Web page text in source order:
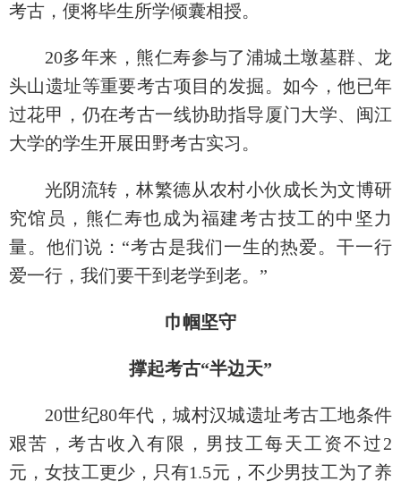
考古，便将毕生所学倾囊相授。
20多年来，熊仁寿参与了浦城土墩墓群、龙
头山遗址等重要考古项目的发掘。如今，他已年
过花甲，仍在考古一线协助指导厦门大学、闽江
大学的学生开展田野考古实习。
光阴流转，林繁德从农村小伙成长为文博研
究馆员，熊仁寿也成为福建考古技工的中坚力
量。他们说：“考古是我们一生的热爱。干一行
爱一行，我们要干到老学到老。”
巾帼坚守
撑起考古“半边天”
20世纪80年代，城村汉城遗址考古工地条件
艰苦，考古收入有限，男技工每天工资不过2
元，女技工更少，只有1.5元，不少男技工为了养